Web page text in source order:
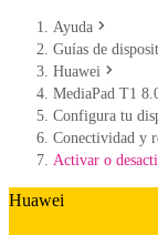
Ayuda
Guías de
Huawei
MediaPad T1
Configura tu
Conectividad y
Activar o
Huawei